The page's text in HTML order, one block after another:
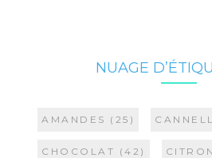
NUAGE
AMANDES (25)
CHOCOLAT (42) CITRON